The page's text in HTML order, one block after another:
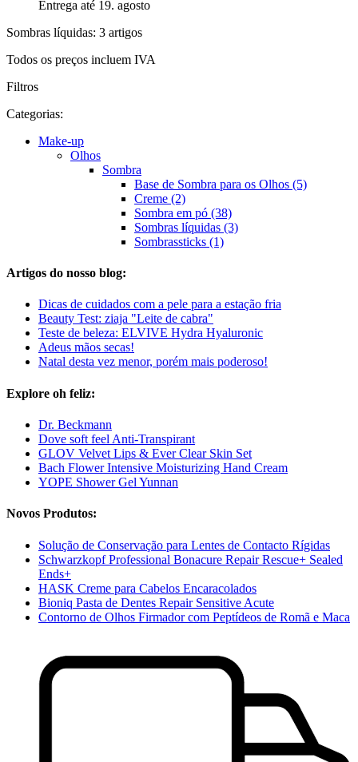
Entrega até 19. agosto
Sombras líquidas: 3 artigos
Todos os preços incluem IVA
Filtros
Categorias:
Make-up
Olhos
Sombra
Base de Sombra para os Olhos (5)
Creme (2)
Sombra em pó (38)
Sombras líquidas (3)
Sombrassticks (1)
Artigos do nosso blog:
Dicas de cuidados com a pele para a estação fria
Beauty Test: ziaja "Leite de cabra"
Teste de beleza: ELVIVE Hydra Hyaluronic
Adeus mãos secas!
Natal desta vez menor, porém mais poderoso!
Explore oh feliz:
Dr. Beckmann
Dove soft feel Anti-Transpirant
GLOV Velvet Lips & Ever Clear Skin Set
Bach Flower Intensive Moisturizing Hand Cream
YOPE Shower Gel Yunnan
Novos Produtos:
Solução de Conservação para Lentes de Contacto Rígidas
Schwarzkopf Professional Bonacure Repair Rescue+ Sealed
Ends+
HASK Creme para Cabelos Encaracolados
Bioniq Pasta de Dentes Repair Sensitive Acute
Contorno de Olhos Firmador com Peptídeos de Romã e Maca